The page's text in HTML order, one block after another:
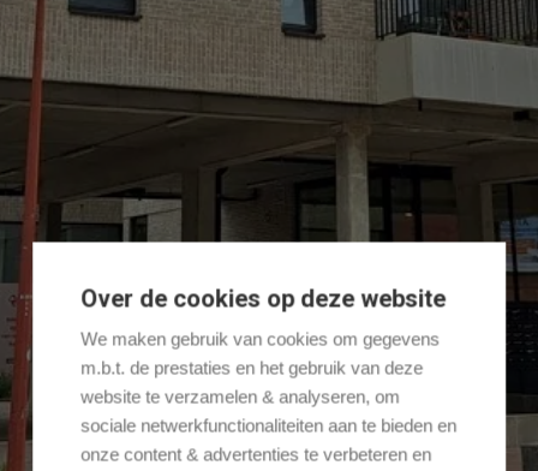
Over de cookies op deze website
We maken gebruik van cookies om gegevens
m.b.t. de prestaties en het gebruik van deze
website te verzamelen & analyseren, om
sociale netwerkfunctionaliteiten aan te bieden en
onze content & advertenties te verbeteren en